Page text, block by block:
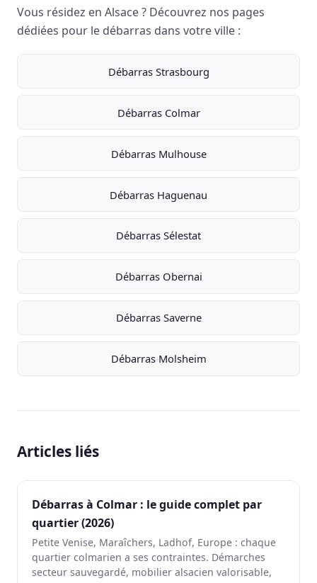
Vous résidez en Alsace ? Découvrez nos pages
dédiées pour le débarras dans votre ville :
Débarras Strasbourg
Débarras Colmar
Débarras Mulhouse
Débarras Haguenau
Débarras Sélestat
Débarras Obernai
Débarras Saverne
Débarras Molsheim
Articles liés
Débarras à Colmar : le guide complet par
quartier (2026)
Petite Venise, Maraîchers, Ladhof, Europe : chaque
quartier colmarien a ses contraintes. Démarches
secteur sauvegardé, mobilier alsacien valorisable,